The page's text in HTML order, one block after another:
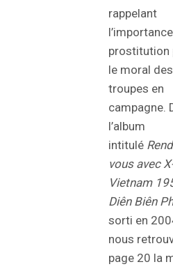
rappelant
prostitution
le moral des
troupes en
campagne.
l’album
intitulé
vous avec
Vietnam
Diên Biên
sorti en
nous
page 20 la